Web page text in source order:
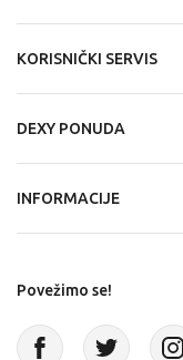
KORISNIČKI SERVIS
DEXY PONUDA
INFORMACIJE
Povežimo se!